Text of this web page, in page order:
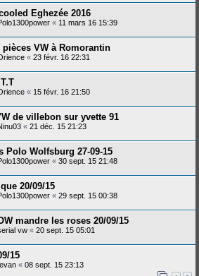
Eghezée 2016
« 11 mars 16 15:39
VW à Romorantin
« 23 févr. 16 22:31
« 15 févr. 16 21:50
de villebon sur yvette 91
« 21 déc. 15 21:23
Polo Wolfsburg 27-09-15
« 30 sept. 15 21:48
20/09/15
« 29 sept. 15 00:38
mandre les roses 20/09/15
vw « 20 sept. 15 05:01
15
Ievan « 08 sept. 15 23:13